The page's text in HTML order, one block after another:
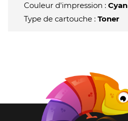
Couleur d'impression : Cyan
Type de cartouche : Toner